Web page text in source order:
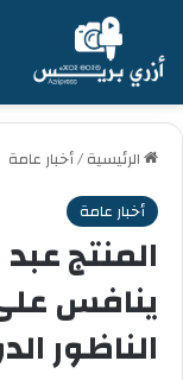
الرئيسية/أخبار عامة
أخبار عامة
المنتج
ينافس
الناظور